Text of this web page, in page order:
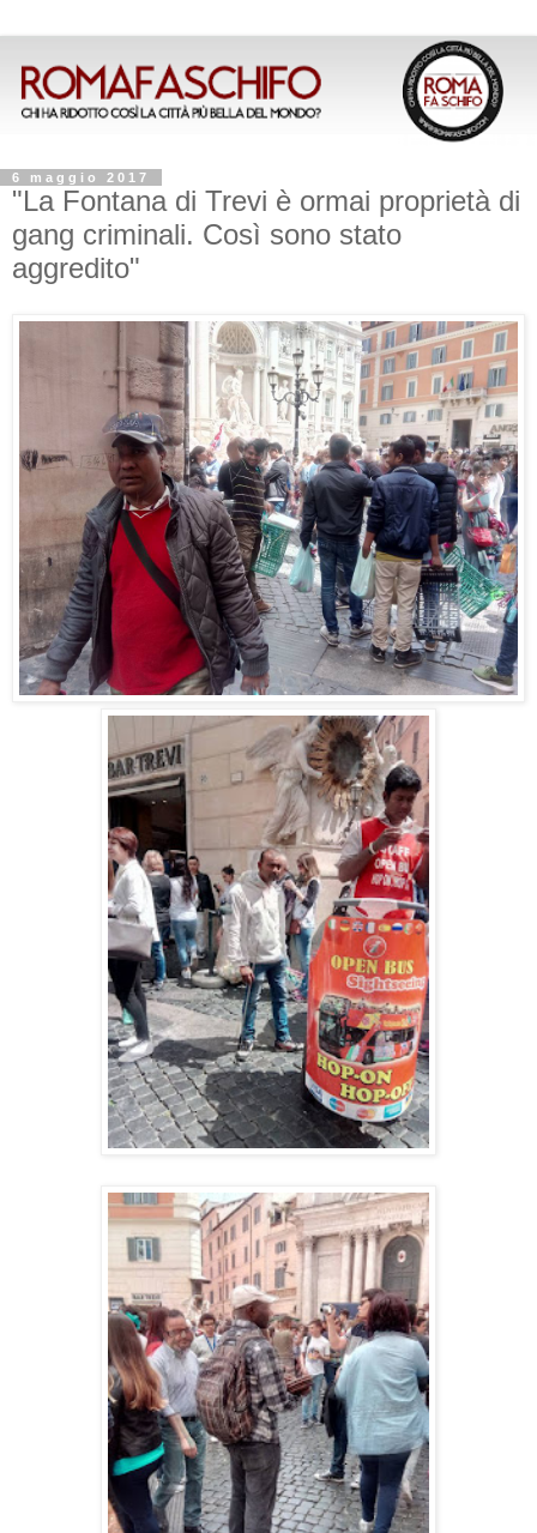
6 maggio 2017
"La Fontana di Trevi è ormai proprietà di
gang criminali. Così sono stato
aggredito"